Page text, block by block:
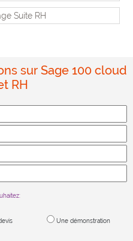
Suite RH
sur Sage 100 cloud
RH
Une démonstration